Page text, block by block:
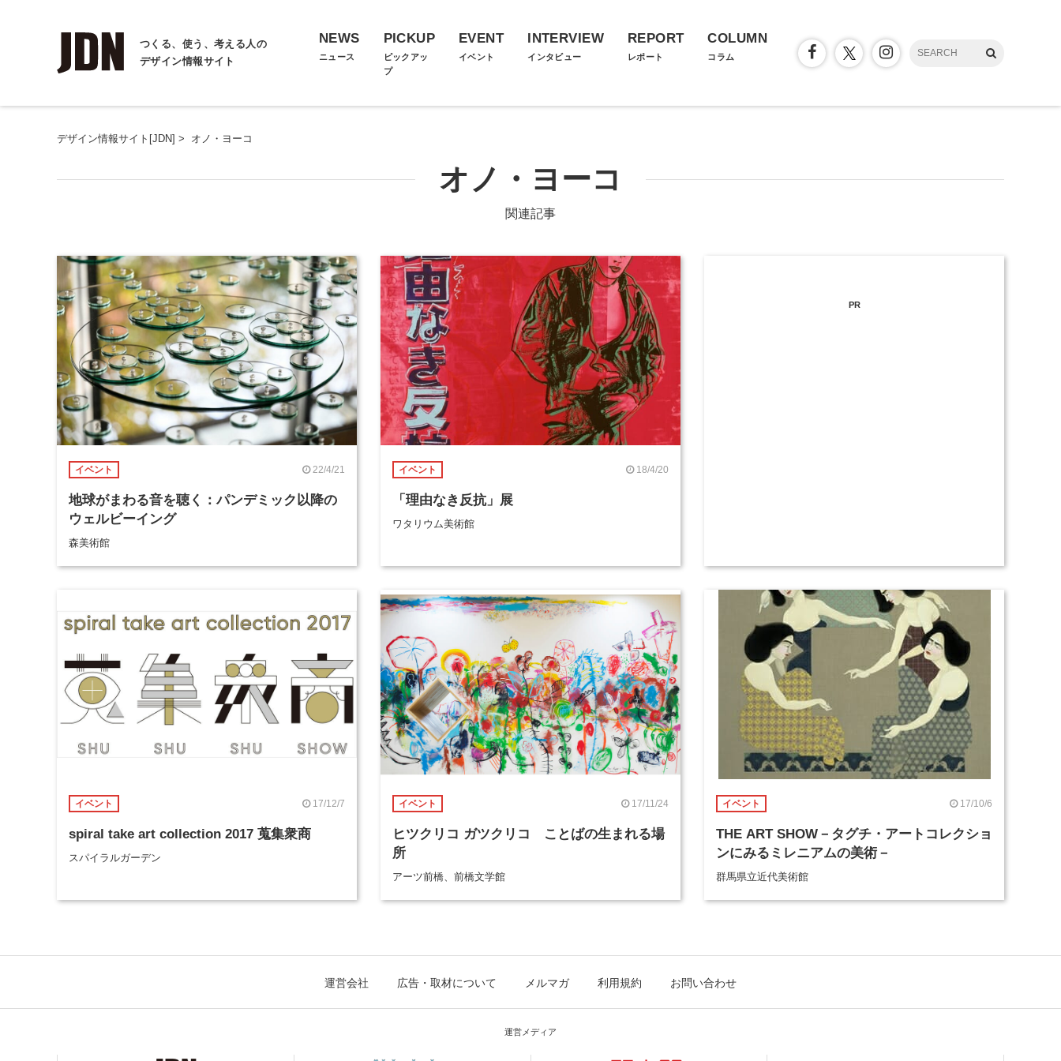
つくる、使う、考える人の
デザイン情報サイト
NEWS
ニュース
PICKUP
ピックアッ
プ
EVENT
イベント
INTERVIEW
インタビュー
REPORT
レポート
COLUMN
コラム
デザイン情報サイト[JDN] > オノ・ヨーコ
オノ・ヨーコ
関連記事
イベント 22/4/21
地球がまわる音を聴く：パンデミック以降の
ウェルビーイング
森美術館
イベント 18/4/20
「理由なき反抗」展
ワタリウム美術館
PR
イベント 17/12/7
spiral take art collection 2017 蒐集衆商
スパイラルガーデン
イベント 17/11/24
ヒツクリコ ガツクリコ ことばの生まれる場
所
アーツ前橋、前橋文学館
イベント 17/10/6
THE ART SHOW－タグチ・アートコレクショ
ンにみるミレニアムの美術－
群馬県立近代美術館
運営会社 広告・取材について メルマガ 利用規約 お問い合わせ
運営メディア